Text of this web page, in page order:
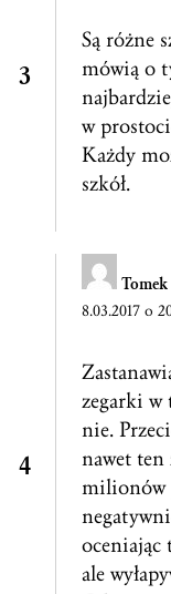
Są różne
mówią o
w
Każdy
szkół.
Tomek
8.03.2017 o
zegarki
nie.
nawet
milionów
oceniając
ale